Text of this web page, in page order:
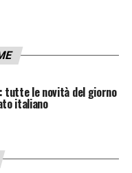
tutte le novità del giorno
italiano